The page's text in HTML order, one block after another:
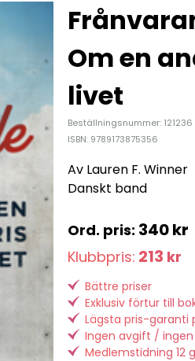
Om en
livet
Beställningsnummer: 121236
ISBN: 9789173875356
Av Lauren F. Winner
Danskt band
340kr
Klubbpris: 213 kr
Bättre priser
Exklusiv förtur till
Lägsta pris-garanti
Ingen avgift /
Medlemstidning 12